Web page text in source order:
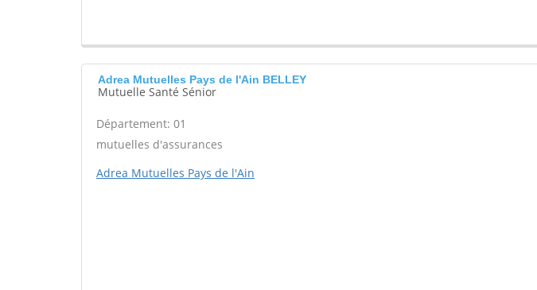
Adrea Mutuelles Pays de l'Ain BELLEY
Mutuelle Santé Sénior
Département: 01
mutuelles d'assurances
Adrea Mutuelles Pays de l'Ain